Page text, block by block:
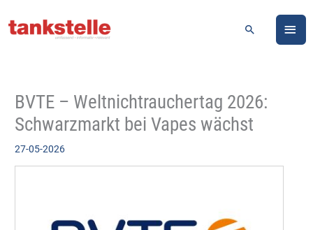
Inhalt
Suchen
BVTE – Weltnichtrauchertag 2026:
Schwarzmarkt bei Vapes wächst
27-05-2026